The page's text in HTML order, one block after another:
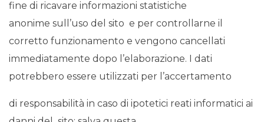
fine di ricavare informazioni statistiche
anonime sull’uso del sito e per controllarne il
corretto funzionamento e vengono cancellati
immediatamente dopo l’elaborazione. I dati
potrebbero essere utilizzati per l’accertamento
di responsabilità in caso di ipotetici reati informatici ai